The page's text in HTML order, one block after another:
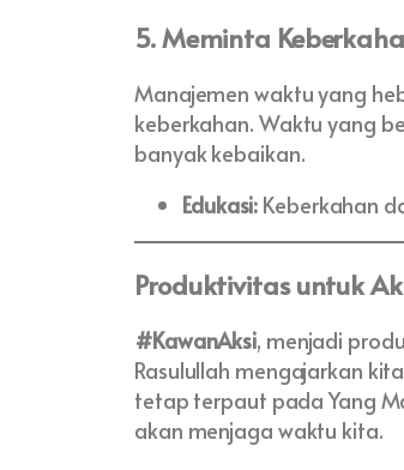
5. Meminta
Manajemen waktu yang
keberkahan. Waktu yang
banyak kebaikan.
Edukasi: Keberkahan
Produktivitas untuk
#KawanAksi, menjadi
Rasulullah mengajarkan
tetap terpaut pada Yang
akan menjaga waktu kita.